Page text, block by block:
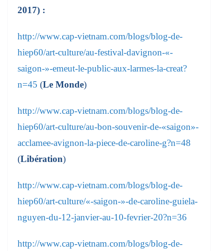
2017) :
http://www.cap-vietnam.com/blogs/blog-de-
hiep60/art-culture/au-festival-davignon-«-
saigon-»-emeut-le-public-aux-larmes-la-creat?
n=45 (Le Monde)
http://www.cap-vietnam.com/blogs/blog-de-
hiep60/art-culture/au-bon-souvenir-de-«saigon»-
acclamee-avignon-la-piece-de-caroline-g?n=48
(Libération)
http://www.cap-vietnam.com/blogs/blog-de-
hiep60/art-culture/«-saigon-»-de-caroline-guiela-
nguyen-du-12-janvier-au-10-fevrier-20?n=36
http://www.cap-vietnam.com/blogs/blog-de-